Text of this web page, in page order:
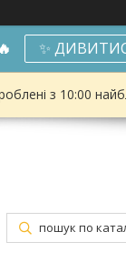
✨
з 10:00